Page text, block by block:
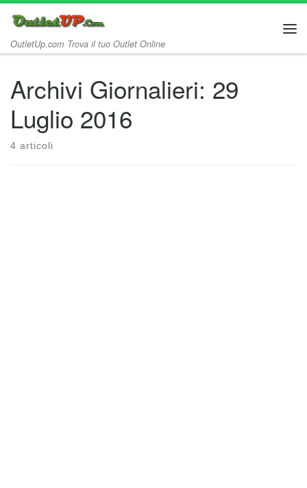
Passa al contenuto
OutletUp.com Trova il tuo Outlet Online
Archivi Giornalieri: 29
Luglio 2016
4 articoli